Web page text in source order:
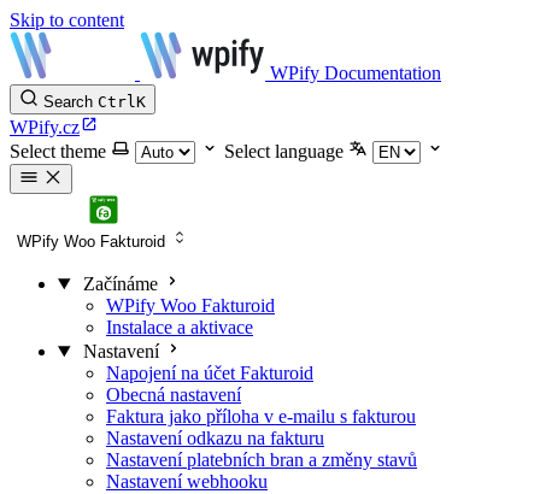
Skip to content
WPify Documentation
Search CtrlK
WPify.cz
Select theme
Select language
WPify Woo Fakturoid
Začínáme
WPify Woo Fakturoid
Instalace a aktivace
Nastavení
Napojení na účet Fakturoid
Obecná nastavení
Faktura jako příloha v e-mailu s fakturou
Nastavení odkazu na fakturu
Nastavení platebních bran a změny stavů
Nastavení webhooku